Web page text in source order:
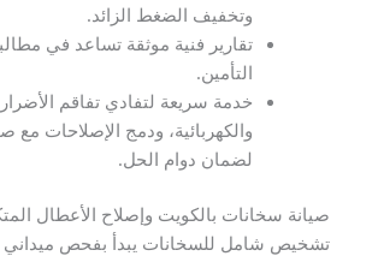
وتخفيف الضغط الزائد.
تقارير فنية موثقة تساعد في
التأمين.
خدمة سريعة لتفادي تفاقم الأضرار
والكهربائية، ودمج الإصلاحات مع
لضمان دوام الحل.
صيانة سخانات بالكويت وإصلاح الأعطال
تشخيص شامل للسخانات يبدأ بفحص ميداني